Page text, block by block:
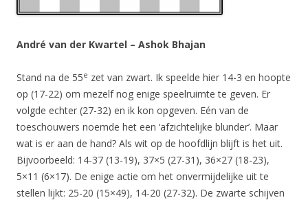
André van der Kwartel – Ashok Bhajan
Stand na de 55e zet van zwart. Ik speelde hier 14-3 en hoopte
op (17-22) om mezelf nog enige speelruimte te geven. Er
volgde echter (27-32) en ik kon opgeven. Eén van de
toeschouwers noemde het een ‘afzichtelijke blunder’. Maar
wat is er aan de hand? Als wit op de hoofdlijn blijft is het uit.
Bijvoorbeeld: 14-37 (13-19), 37×5 (27-31), 36×27 (18-23),
5×11 (6×17). De enige actie om het onvermijdelijke uit te
stellen lijkt: 25-20 (15×49), 14-20 (27-32). De zwarte schijven